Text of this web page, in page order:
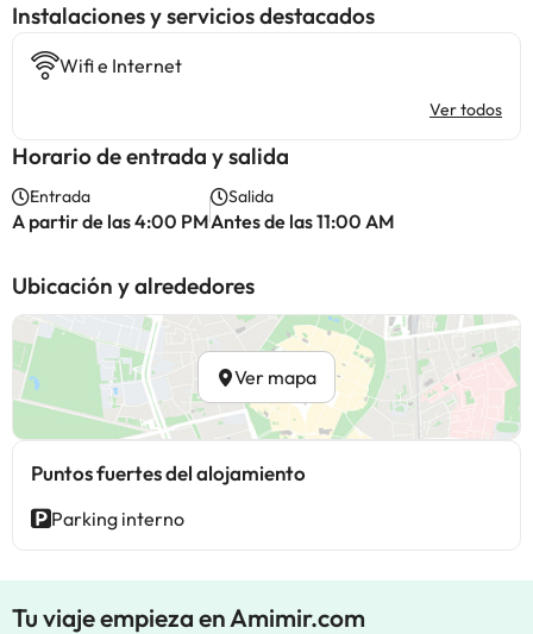
Instalaciones y servicios destacados
Wifi e Internet
Ver todos
Horario de entrada y salida
Entrada
A partir de las 4:00 PM
Salida
Antes de las 11:00 AM
Ubicación y alrededores
Ver mapa
Puntos fuertes del alojamiento
Parking interno
Tu viaje empieza en Amimir.com